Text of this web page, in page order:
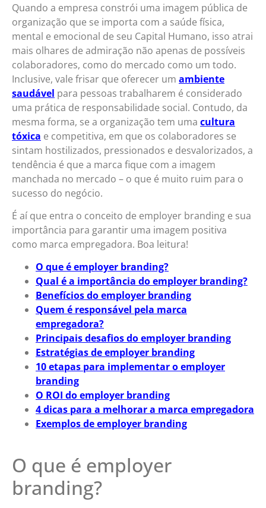
Quando a empresa constrói uma imagem pública de
organização que se importa com a saúde física,
mental e emocional de seu Capital Humano, isso atrai
mais olhares de admiração não apenas de possíveis
colaboradores, como do mercado como um todo.
Inclusive, vale frisar que oferecer um ambiente
saudável para pessoas trabalharem é considerado
uma prática de responsabilidade social. Contudo, da
mesma forma, se a organização tem uma cultura
tóxica e competitiva, em que os colaboradores se
sintam hostilizados, pressionados e desvalorizados, a
tendência é que a marca fique com a imagem
manchada no mercado – o que é muito ruim para o
sucesso do negócio.
É aí que entra o conceito de employer branding e sua
importância para garantir uma imagem positiva
como marca empregadora. Boa leitura!
O que é employer branding?
Qual é a importância do employer branding?
Benefícios do employer branding
Quem é responsável pela marca
empregadora?
Principais desafios do employer branding
Estratégias de employer branding
10 etapas para implementar o employer
branding
O ROI do employer branding
4 dicas para a melhorar a marca empregadora
Exemplos de employer branding
O que é employer
branding?